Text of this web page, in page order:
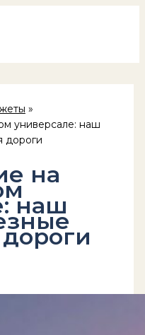
универсале: наш
дороги
на
наш